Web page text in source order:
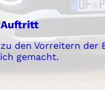
Auftritt
den Vorreitern
gemacht.